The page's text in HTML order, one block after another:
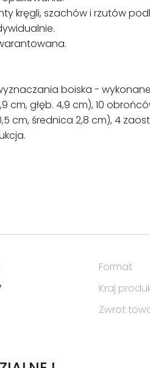
kręgli, szachów i rzutów
boiska -
cm, głęb. 4,9 cm), 10
cm, średnica 2,8 cm), 4
Format
Kraj
Zwrot